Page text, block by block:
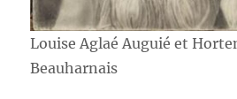
Louise Aglaé Auguié et
Beauharnais